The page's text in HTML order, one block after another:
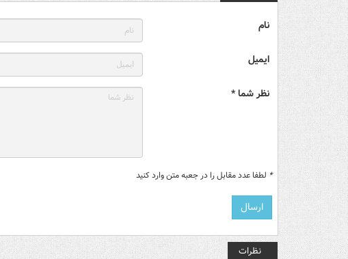
نام
ایمیل
نظر شما *
* لطفا عدد مقابل را در جعبه متن وارد کنید
نظرات